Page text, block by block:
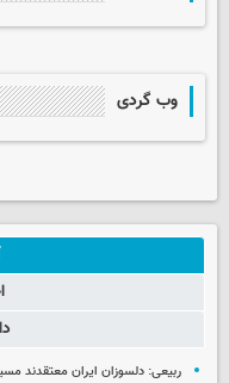
وب گردی
ربیعی: دلسوزان ایران معتقدند